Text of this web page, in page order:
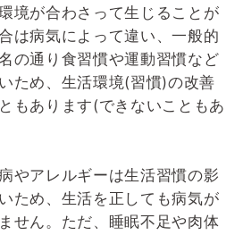
境が合わさって生じることが
は病気によって違い、一般的
の通り食習慣や運動習慣など
ため、生活環境(習慣)の改善
もあります(できないこともあ
やアレルギーは生活習慣の影
ため、生活を正しても病気が
せん。ただ、睡眠不足や肉体